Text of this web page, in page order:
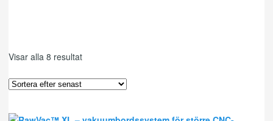
Visar alla 8 resultat